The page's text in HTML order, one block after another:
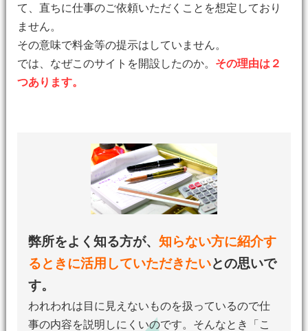
て、直ちに仕事のご依頼いただくことを想定しており
ません。
その意味で料金等の提示はしていません。
では、なぜこのサイトを開設したのか。 その理由は２
つあります。
弊所をよく知る方が、 知らない方に紹介す
るときに活用していただきたいとの思いで
す。
われわれは目に見えないものを扱っているので仕
事の内容を説明しにくいのです。そんなとき「こ